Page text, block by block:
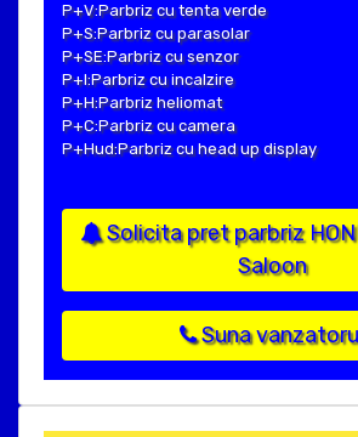
P+V:Parbriz cu tenta verde
P+S:Parbriz cu parasolar
P+SE:Parbriz cu senzor
P+I:Parbriz cu incalzire
P+H:Parbriz heliomat
P+C:Parbriz cu camera
P+Hud:Parbriz cu head up display
Solicita pret parbriz
Saloon
Suna